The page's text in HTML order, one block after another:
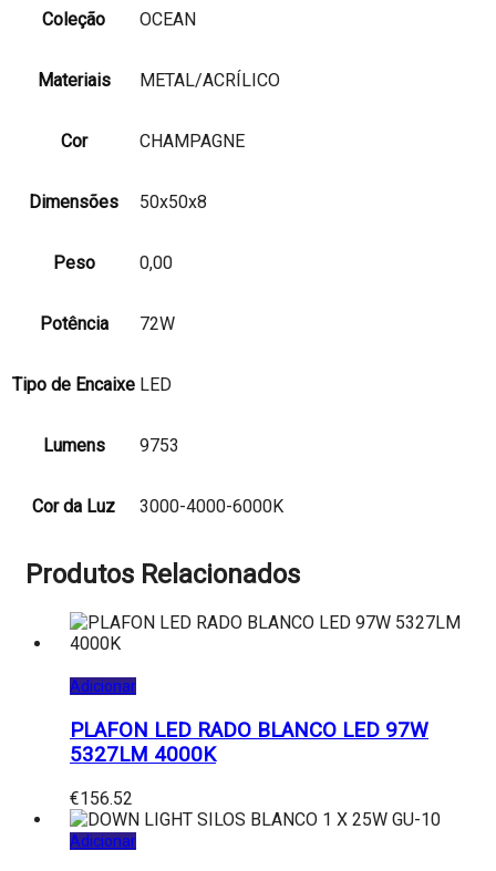
Coleção OCEAN
Materiais METAL/ACRÍLICO
Cor CHAMPAGNE
Dimensões 50x50x8
Peso 0,00
Potência 72W
Tipo de Encaixe LED
Lumens 9753
Cor da Luz 3000-4000-6000K
Produtos Relacionados
Adicionar
PLAFON LED RADO BLANCO LED 97W
5327LM 4000K
€156.52
Adicionar